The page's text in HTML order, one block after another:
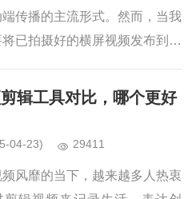
端传播的主流形式。然而，当我
已拍摄好的横屏视频发布到手
行横屏变竖屏的操作，往往会
辑工具对比，哪个更好
04-23) 29411
风靡的当下，越来越多人热衷